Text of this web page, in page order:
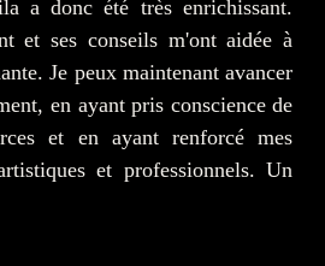
a donc été très enrichissant.
et ses conseils m'ont aidée à
Je peux maintenant avancer
en ayant pris conscience de
et en ayant renforcé mes
et professionnels. Un